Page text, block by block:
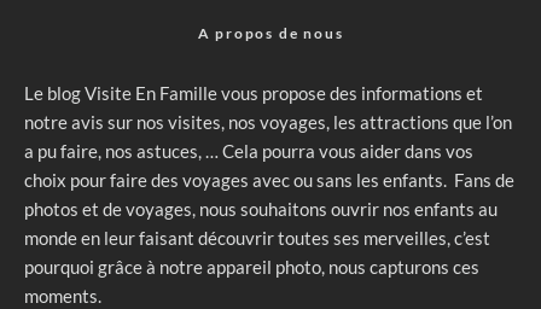
A propos de nous
Le blog Visite En Famille vous propose des informations et
notre avis sur nos visites, nos voyages, les attractions que l’on
a pu faire, nos astuces, … Cela pourra vous aider dans vos
choix pour faire des voyages avec ou sans les enfants. Fans de
photos et de voyages, nous souhaitons ouvrir nos enfants au
monde en leur faisant découvrir toutes ses merveilles, c’est
pourquoi grâce à notre appareil photo, nous capturons ces
moments.